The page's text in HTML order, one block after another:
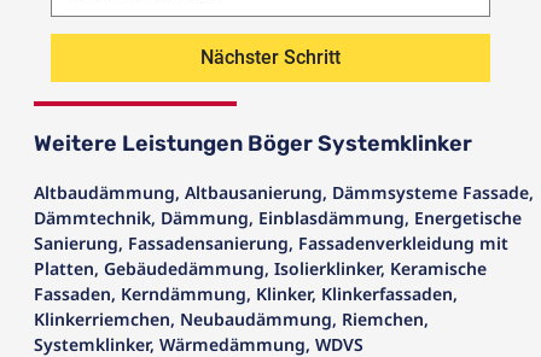
Nächster Schritt
Weitere Leistungen Böger Systemklinker
Altbaudämmung, Altbausanierung, Dämmsysteme Fassade,
Dämmtechnik, Dämmung, Einblasdämmung, Energetische
Sanierung, Fassadensanierung, Fassadenverkleidung mit
Platten, Gebäudedämmung, Isolierklinker, Keramische
Fassaden, Kerndämmung, Klinker, Klinkerfassaden,
Klinkerriemchen, Neubaudämmung, Riemchen,
Systemklinker, Wärmedämmung, WDVS